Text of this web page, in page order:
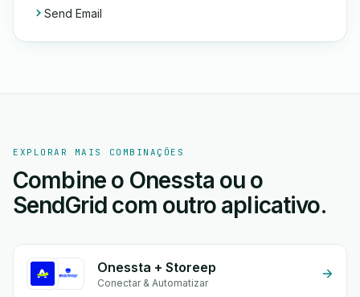
Send Email
EXPLORAR MAIS COMBINAÇÕES
Combine o Onessta ou o
SendGrid com outro aplicativo.
Onessta + Storeep
Conectar & Automatizar